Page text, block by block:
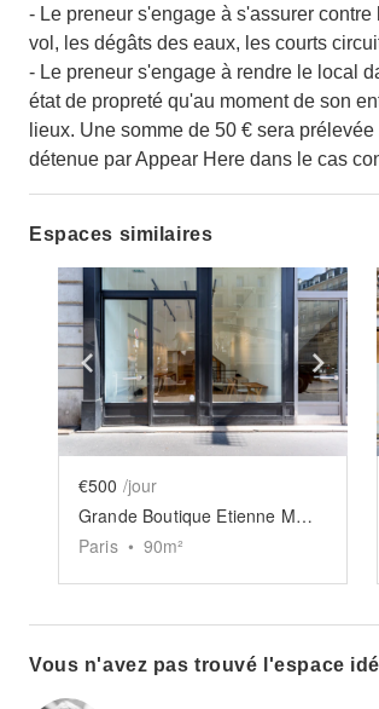
- Le preneur s'engage à s'assurer
vol, les dégâts des eaux, les courts
- Le preneur s'engage à rendre le local
état de propreté qu'au moment de son
lieux. Une somme de 50 € sera
détenue par Appear Here dans le cas
Espaces similaires
Show previous slide
€500 /jour
Grande Boutique Etienne Marcel
Paris • 90m²
Vous n'avez pas trouvé l'espace